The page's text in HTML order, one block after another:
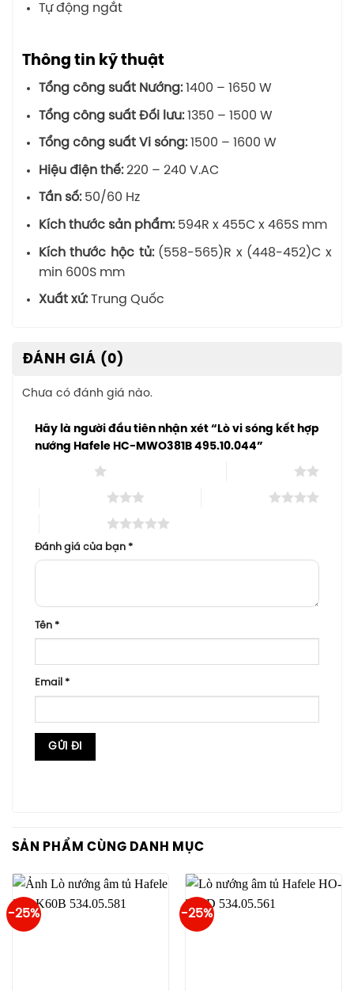
Tự động ngắt
Thông tin kỹ thuật
Tổng công suất Nướng:1400 – 1650 W
Tổng công suất Đối lưu:1350 – 1500 W
Tổng công suất Vi sóng:1500 – 1600 W
Hiệu điện thế:220 – 240 V.AC
Tần số:50/60 Hz
Kích thước sản phẩm:594R x 455C x 465S mm
Kích thước hộc tủ:(558-565)R x (448-452)C x
min 600S mm
Xuất xứ:Trung Quốc
ĐÁNH GIÁ (0)
Chưa có đánh giá nào.
Hãy là người đầu tiên nhận xét “Lò vi sóng kết hợp
nướng Hafele HC-MWO381B 495.10.044”
Đánh giá của bạn *
Tên *
Email *
SẢN PHẨM CÙNG DANH MỤC
-25% -25%